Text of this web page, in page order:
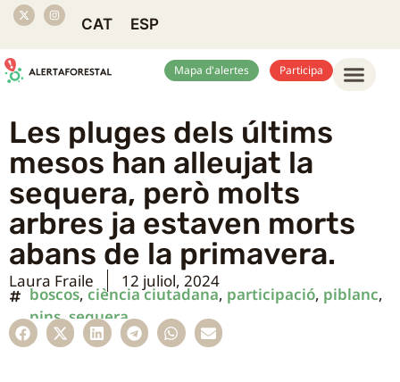
CAT ESP
Mapa d'alertes Participa
Les pluges dels últims
mesos han alleujat la
sequera, però molts
arbres ja estaven morts
abans de la primavera.
Laura Fraile 12 juliol, 2024
boscos, ciència ciutadana, participació, piblanc,
pins,sequera